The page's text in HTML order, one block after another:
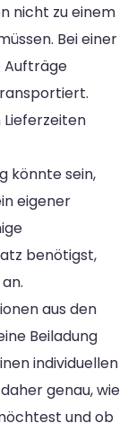
nicht zu einem
Bei einer
Aufträge
könnte sein,
eigener
benötigst,
aus den
Beiladung
individuellen
genau, wie
und ob